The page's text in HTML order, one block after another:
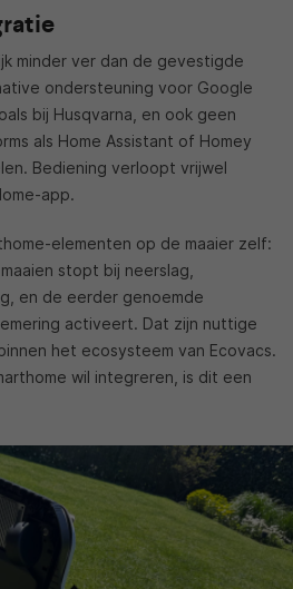
minder ver dan de gevestigde
ondersteuning voor Google
bij Husqvarna, en ook geen
als Home Assistant of Homey
Bediening verloopt vrijwel
app.
elementen op de maaier zelf:
stopt bij neerslag,
en de eerder genoemde
activeert. Dat zijn nuttige
het ecosysteem van Ecovacs.
wil integreren, is dit een